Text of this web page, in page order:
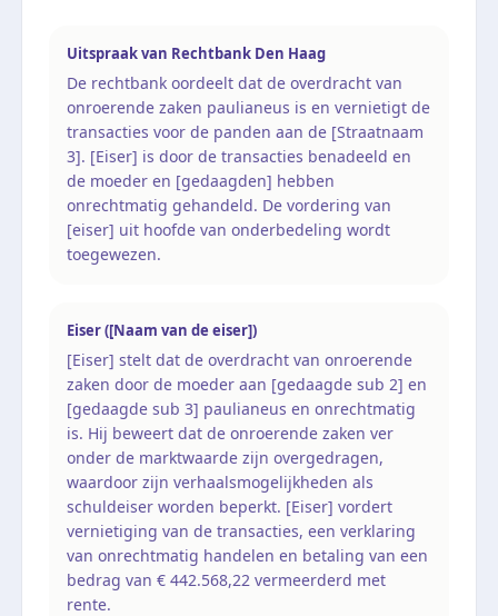
Uitspraak van Rechtbank Den Haag
De rechtbank oordeelt dat de overdracht van
onroerende zaken paulianeus is en vernietigt de
transacties voor de panden aan de [Straatnaam
3]. [Eiser] is door de transacties benadeeld en
de moeder en [gedaagden] hebben
onrechtmatig gehandeld. De vordering van
[eiser] uit hoofde van onderbedeling wordt
toegewezen.
Eiser ([Naam van de eiser])
[Eiser] stelt dat de overdracht van onroerende
zaken door de moeder aan [gedaagde sub 2] en
[gedaagde sub 3] paulianeus en onrechtmatig
is. Hij beweert dat de onroerende zaken ver
onder de marktwaarde zijn overgedragen,
waardoor zijn verhaalsmogelijkheden als
schuldeiser worden beperkt. [Eiser] vordert
vernietiging van de transacties, een verklaring
van onrechtmatig handelen en betaling van een
bedrag van € 442.568,22 vermeerderd met
rente.